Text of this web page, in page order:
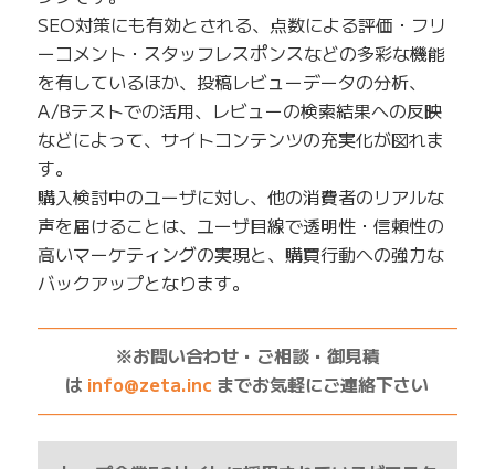
SEO対策にも有効とされる、点数による評価・フリ
ーコメント・スタッフレスポンスなどの多彩な機能
を有しているほか、投稿レビューデータの分析、
A/Bテストでの活用、レビューの検索結果への反映
などによって、サイトコンテンツの充実化が図れま
す。
購入検討中のユーザに対し、他の消費者のリアルな
声を届けることは、ユーザ目線で透明性・信頼性の
高いマーケティングの実現と、購買行動への強力な
バックアップとなります。
※お問い合わせ・ご相談・御見積
は info@zeta.inc までお気軽にご連絡下さい